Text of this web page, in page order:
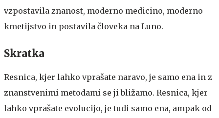
vzpostavila znanost, moderno medicino, moderno
kmetijstvo in postavila človeka na Luno.
Skratka
Resnica, kjer lahko vprašate naravo, je samo ena in z
znanstvenimi metodami se ji bližamo. Resnica, kjer
lahko vprašate evolucijo, je tudi samo ena, ampak od